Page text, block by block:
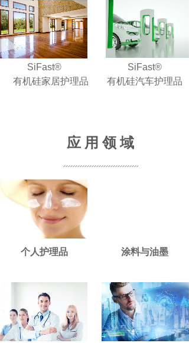
SiFast®
有机硅家居护理品
SiFast®
有机硅汽车护理品
应 用 领 域
个人护理品 涂料与油墨